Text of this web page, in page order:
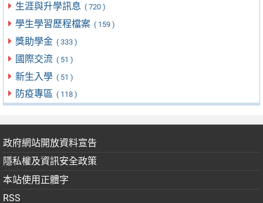
生涯與升學訊息 ( 720 )
學生學習歷程檔案 ( 159 )
獎助學金 ( 333 )
國際交流 ( 51 )
新生入學 ( 51 )
防疫專區 ( 118 )
政府網站開放資料宣告
隱私權及資訊安全政策
本站使用正體字
RSS